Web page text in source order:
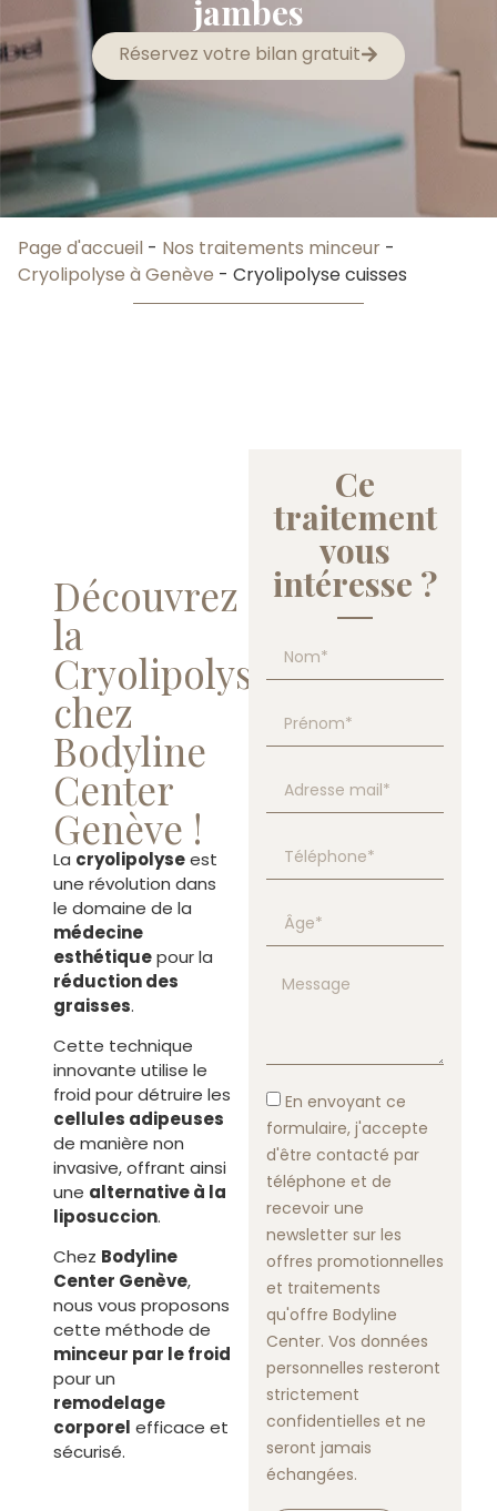
jambes
Réservez votre bilan gratuit
Page d'accueil - Nos traitements minceur -
Cryolipolyse à Genève - Cryolipolyse cuisses
Découvrez
la
Cryolipolyse
chez
Bodyline
Center
Genève !
La cryolipolyseest
une révolution dans
le domaine de la
médecine
esthétiquepour la
réduction des
graisses.
Cette technique
innovante utilise le
froid pour détruire les
cellules adipeuses
de manière non
invasive, offrant ainsi
une alternative à la
liposuccion.
Chez Bodyline
Center Genève,
nous vous proposons
cette méthode de
minceur par le froid
pour un
remodelage
corporel efficace et
sécurisé.
Ce
traitement
vous
intéresse ?
En envoyant ce
formulaire, j'accepte
d'être contacté par
téléphone et de
recevoir une
newsletter sur les
offres promotionnelles
et traitements
qu'offre Bodyline
Center. Vos données
personnelles resteront
strictement
confidentielles et ne
seront jamais
échangées.